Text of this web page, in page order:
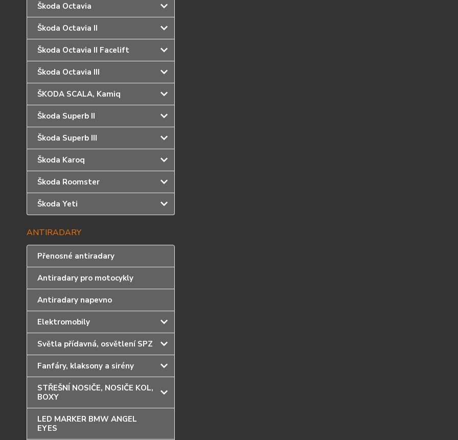
Škoda Octavia
Škoda Octavia II
Škoda Octavia II Facelift
Škoda Octavia III
ŠKODA SCALA, Kamiq
Škoda Superb II
Škoda Superb III
Škoda Karoq
Škoda Roomster
Škoda Yeti
ANTIRADARY
Přenosné antiradary
Antiradary pro motocykly
Antiradary napevno
Elektromobily
Světla přídavná, osvětlení SPZ
Fanfáry, klaksony a sirény
STŘEŠNÍ NOSIČE, NOSIČE KOL,
BOXY
LED MARKER BMW ANGEL
EYES